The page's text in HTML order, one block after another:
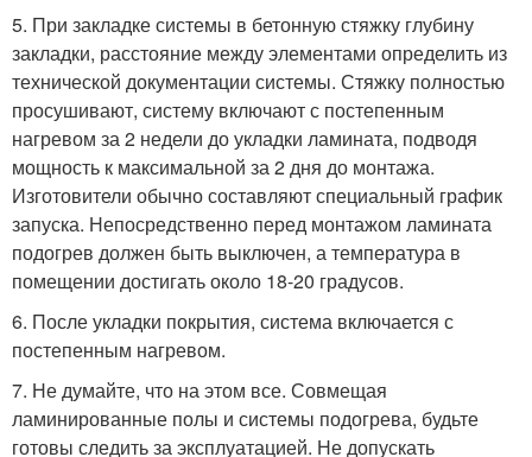
5. При закладке системы в бетонную стяжку глубину
закладки, расстояние между элементами определить из
технической документации системы. Стяжку полностью
просушивают, систему включают с постепенным
нагревом за 2 недели до укладки ламината, подводя
мощность к максимальной за 2 дня до монтажа.
Изготовители обычно составляют специальный график
запуска. Непосредственно перед монтажом ламината
подогрев должен быть выключен, а температура в
помещении достигать около 18-20 градусов.
6. После укладки покрытия, система включается с
постепенным нагревом.
7. Не думайте, что на этом все. Совмещая
ламинированные полы и системы подогрева, будьте
готовы следить за эксплуатацией. Не допускать